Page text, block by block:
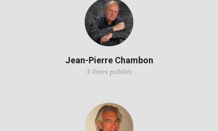
Jean-Pierre Chambon
3 livres publiés